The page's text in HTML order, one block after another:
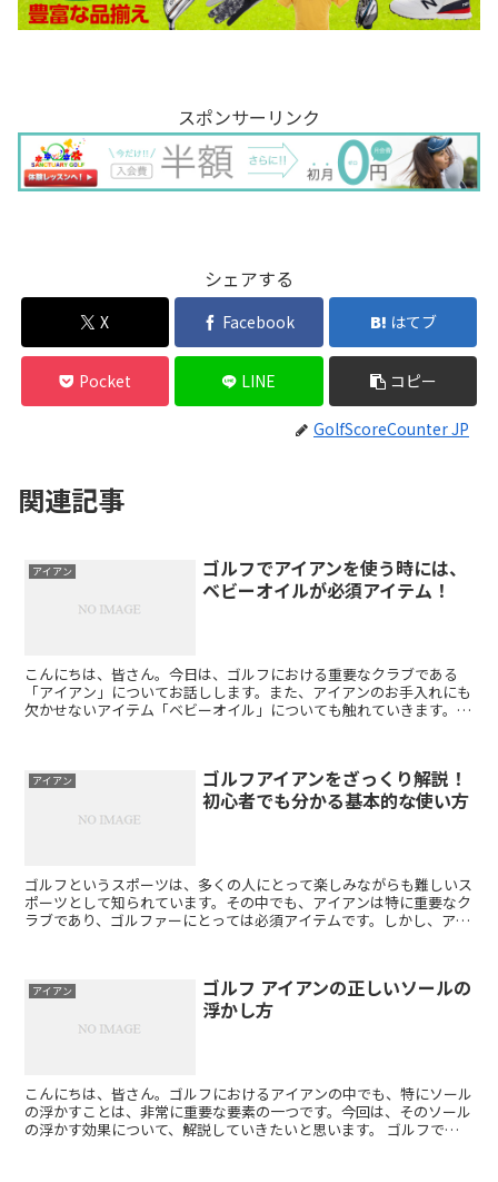
スポンサーリンク
シェアする
X Facebook はてブ
Pocket LINE コピー
GolfScoreCounter JP
関連記事
アイアン
ゴルフでアイアンを使う時には、
ベビーオイルが必須アイテム！
こんにちは、皆さん。今日は、ゴルフにおける重要なクラブである
「アイアン」についてお話しします。また、アイアンのお手入れにも
欠かせないアイテム「ベビーオイル」についても触れていきます。
アイアン
ゴルフアイアンをざっくり解説！
初心者でも分かる基本的な使い方
ゴルフというスポーツは、多くの人にとって楽しみながらも難しいス
ポーツとして知られています。その中でも、アイアンは特に重要なク
ラブであり、ゴルファーにとっては必須アイテムです。しかし、アイ
アイアン
ゴルフ アイアンの正しいソールの
浮かし方
こんにちは、皆さん。ゴルフにおけるアイアンの中でも、特にソール
の浮かすことは、非常に重要な要素の一つです。今回は、そのソール
の浮かす効果について、解説していきたいと思います。 ゴルフで